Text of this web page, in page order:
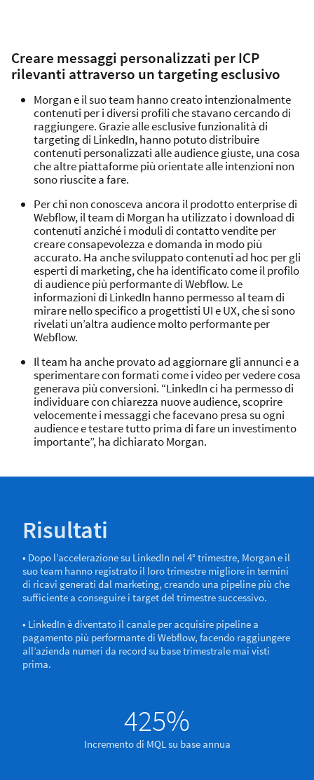
Creare messaggi personalizzati per ICP
rilevanti attraverso un targeting esclusivo
Morgan e il suo team hanno creato intenzionalmente
contenuti per i diversi profili che stavano cercando di
raggiungere. Grazie alle esclusive funzionalità di
targeting di LinkedIn, hanno potuto distribuire
contenuti personalizzati alle audience giuste, una cosa
che altre piattaforme più orientate alle intenzioni non
sono riuscite a fare.
Per chi non conosceva ancora il prodotto enterprise di
Webflow, il team di Morgan ha utilizzato i download di
contenuti anziché i moduli di contatto vendite per
creare consapevolezza e domanda in modo più
accurato. Ha anche sviluppato contenuti ad hoc per gli
esperti di marketing, che ha identificato come il profilo
di audience più performante di Webflow. Le
informazioni di LinkedIn hanno permesso al team di
mirare nello specifico a progettisti UI e UX, che si sono
rivelati un’altra audience molto performante per
Webflow.
Il team ha anche provato ad aggiornare gli annunci e a
sperimentare con formati come i video per vedere cosa
generava più conversioni. “LinkedIn ci ha permesso di
individuare con chiarezza nuove audience, scoprire
velocemente i messaggi che facevano presa su ogni
audience e testare tutto prima di fare un investimento
importante”, ha dichiarato Morgan.
Risultati
• Dopo l’accelerazione su LinkedIn nel 4° trimestre, Morgan e il
suo team hanno registrato il loro trimestre migliore in termini
di ricavi generati dal marketing, creando una pipeline più che
sufficiente a conseguire i target del trimestre successivo.
• LinkedIn è diventato il canale per acquisire pipeline a
pagamento più performante di Webflow, facendo raggiungere
all’azienda numeri da record su base trimestrale mai visti
prima.
425%
Incremento di MQL su base annua